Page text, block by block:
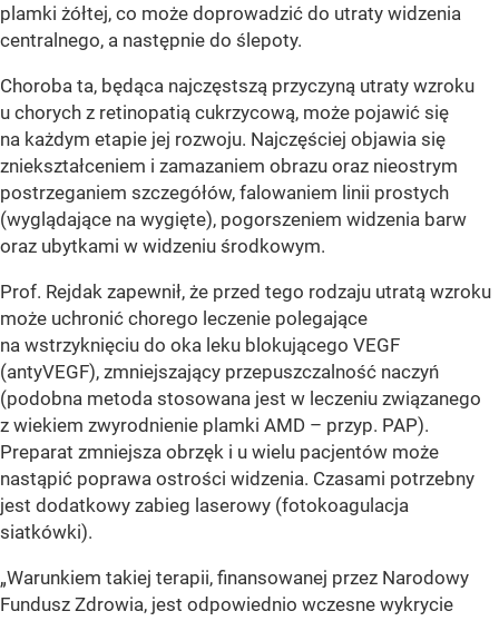
plamki żółtej, co może doprowadzić do utraty widzenia
centralnego, a następnie do ślepoty.
Choroba ta, będąca najczęstszą przyczyną utraty wzroku
u chorych z retinopatią cukrzycową, może pojawić się
na każdym etapie jej rozwoju. Najczęściej objawia się
zniekształceniem i zamazaniem obrazu oraz nieostrym
postrzeganiem szczegółów, falowaniem linii prostych
(wyglądające na wygięte), pogorszeniem widzenia barw
oraz ubytkami w widzeniu środkowym.
Prof. Rejdak zapewnił, że przed tego rodzaju utratą wzroku
może uchronić chorego leczenie polegające
na wstrzyknięciu do oka leku blokującego VEGF
(antyVEGF), zmniejszający przepuszczalność naczyń
(podobna metoda stosowana jest w leczeniu związanego
z wiekiem zwyrodnienie plamki AMD – przyp. PAP).
Preparat zmniejsza obrzęk i u wielu pacjentów może
nastąpić poprawa ostrości widzenia. Czasami potrzebny
jest dodatkowy zabieg laserowy (fotokoagulacja
siatkówki).
„Warunkiem takiej terapii, finansowanej przez Narodowy
Fundusz Zdrowia, jest odpowiednio wczesne wykrycie